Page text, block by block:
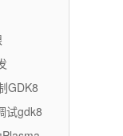
GDK8
试gdk8